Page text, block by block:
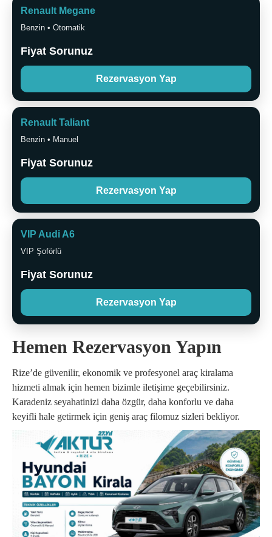
Renault Megane
Benzin • Otomatik
Fiyat Sorunuz
Rezervasyon Yap
Renault Taliant
Benzin • Manuel
Fiyat Sorunuz
Rezervasyon Yap
VIP Audi A6
VIP Şoförlü
Fiyat Sorunuz
Rezervasyon Yap
Hemen Rezervasyon Yapın
Rize’de güvenilir, ekonomik ve profesyonel araç kiralama
hizmeti almak için hemen bizimle iletişime geçebilirsiniz.
Karadeniz seyahatinizi daha özgür, daha konforlu ve daha
keyifli hale getirmek için geniş araç filomuz sizleri bekliyor.